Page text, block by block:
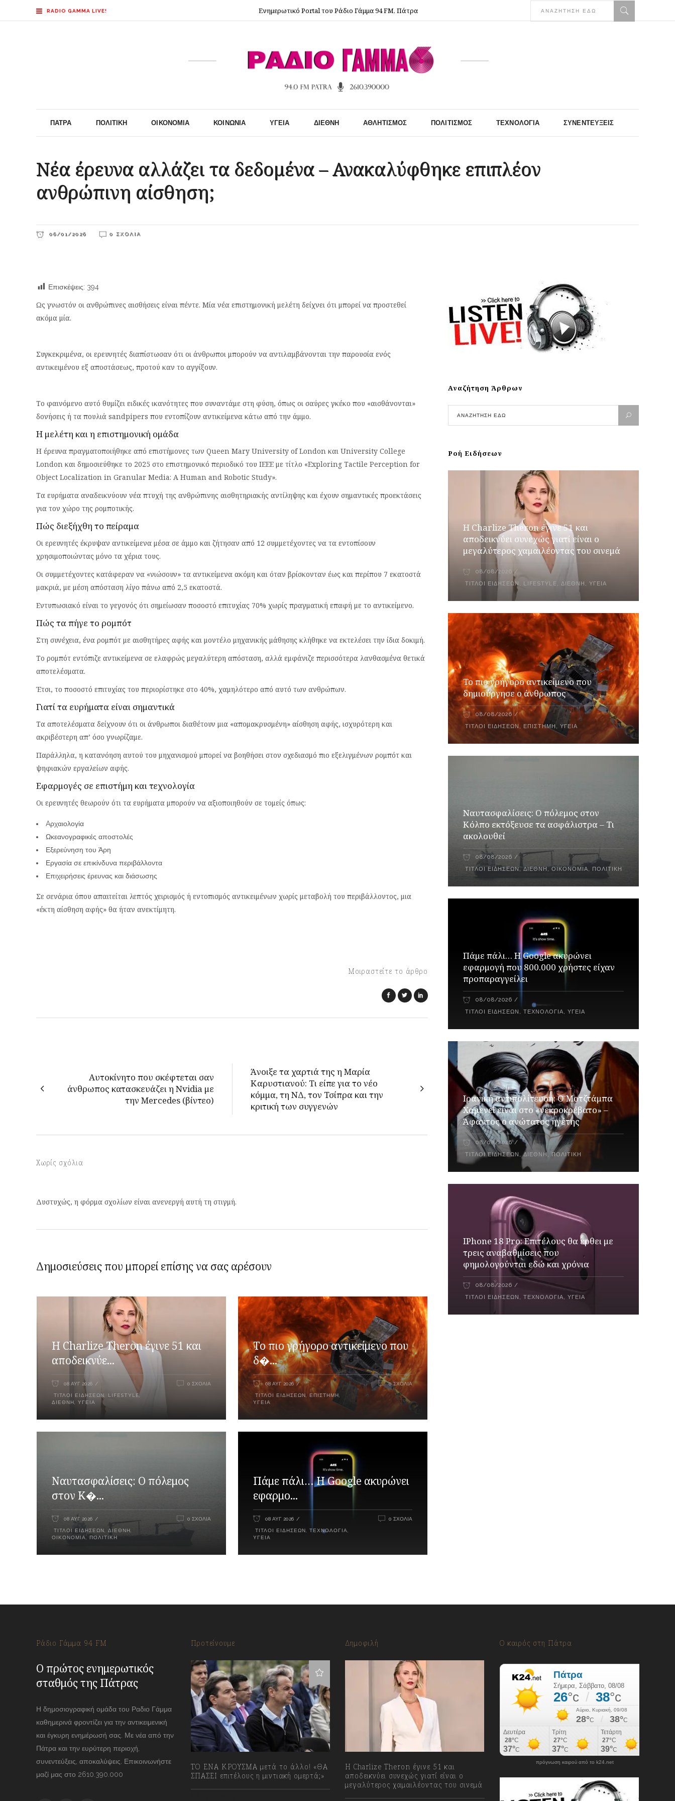
RADIO GAMMA LIVE! Ενημερωτικό Portal του Ράδιο Γάμμα 94 FM, Πάτρα
ΠΆΤΡΑ ΠΟΛΙΤΙΚΉ ΟΙΚΟΝΟΜΊΑ ΚΟΙΝΩΝΊΑ ΥΓΕΊΑ ΔΙΕΘΝΉ ΑΘΛΗΤΙΣΜΌΣ ΠΟΛΙΤΙΣΜΌΣ ΤΕΧΝΟΛΟΓΊΑ ΣΥΝΕΝΤΕΎΞΕΙΣ
Νέα έρευνα αλλάζει τα δεδομένα – Ανακαλύφθηκε επιπλέον
ανθρώπινη αίσθηση;
06/01/2026 0 ΣΧΌΛΙΑ
Επισκέψεις: 394
Ως γνωστόν οι ανθρώπινες αισθήσεις είναι πέντε. Μία νέα επιστημονική μελέτη δείχνει ότι μπορεί να προστεθεί
ακόμα μία.
Συγκεκριμένα, οι ερευνητές διαπίστωσαν ότι οι άνθρωποι μπορούν να αντιλαμβάνονται την παρουσία ενός
αντικειμένου εξ αποστάσεως, προτού καν το αγγίξουν.
Το φαινόμενο αυτό θυμίζει ειδικές ικανότητες που συναντάμε στη φύση, όπως οι σαύρες γκέκο που «αισθάνονται»
δονήσεις ή τα πουλιά sandpipers που εντοπίζουν αντικείμενα κάτω από την άμμο.
Η μελέτη και η επιστημονική ομάδα
Η έρευνα πραγματοποιήθηκε από επιστήμονες των Queen Mary University of London και University College
London και δημοσιεύθηκε το 2025 στο επιστημονικό περιοδικό του IEEE με τίτλο «Exploring Tactile Perception for
Object Localization in Granular Media: A Human and Robotic Study».
Τα ευρήματα αναδεικνύουν νέα πτυχή της ανθρώπινης αισθητηριακής αντίληψης και έχουν σημαντικές προεκτάσεις
για τον χώρο της ρομποτικής.
Πώς διεξήχθη το πείραμα
Οι ερευνητές έκρυψαν αντικείμενα μέσα σε άμμο και ζήτησαν από 12 συμμετέχοντες να τα εντοπίσουν
χρησιμοποιώντας μόνο τα χέρια τους.
Οι συμμετέχοντες κατάφεραν να «νιώσουν» τα αντικείμενα ακόμη και όταν βρίσκονταν έως και περίπου 7 εκατοστά
μακριά, με μέση απόσταση λίγο πάνω από 2,5 εκατοστά.
Εντυπωσιακό είναι το γεγονός ότι σημείωσαν ποσοστό επιτυχίας 70% χωρίς πραγματική επαφή με το αντικείμενο.
Πώς τα πήγε το ρομπότ
Στη συνέχεια, ένα ρομπότ με αισθητήρες αφής και μοντέλο μηχανικής μάθησης κλήθηκε να εκτελέσει την ίδια δοκιμή.
Το ρομπότ εντόπιζε αντικείμενα σε ελαφρώς μεγαλύτερη απόσταση, αλλά εμφάνιζε περισσότερα λανθασμένα θετικά
αποτελέσματα.
Έτσι, το ποσοστό επιτυχίας του περιορίστηκε στο 40%, χαμηλότερο από αυτό των ανθρώπων.
Γιατί τα ευρήματα είναι σημαντικά
Τα αποτελέσματα δείχνουν ότι οι άνθρωποι διαθέτουν μια «απομακρυσμένη» αίσθηση αφής, ισχυρότερη και
ακριβέστερη απ’ όσο γνωρίζαμε.
Παράλληλα, η κατανόηση αυτού του μηχανισμού μπορεί να βοηθήσει στον σχεδιασμό πιο εξελιγμένων ρομπότ και
ψηφιακών εργαλείων αφής.
Εφαρμογές σε επιστήμη και τεχνολογία
Οι ερευνητές θεωρούν ότι τα ευρήματα μπορούν να αξιοποιηθούν σε τομείς όπως:
Aρχαιολογία
Ωκεανογραφικές αποστολές
Εξερεύνηση του Άρη
Εργασία σε επικίνδυνα περιβάλλοντα
Επιχειρήσεις έρευνας και διάσωσης
Σε σενάρια όπου απαιτείται λεπτός χειρισμός ή εντοπισμός αντικειμένων χωρίς μεταβολή του περιβάλλοντος, μια
«έκτη αίσθηση αφής» θα ήταν ανεκτίμητη.
Μοιραστείτε το άρθρο
Αυτοκίνητο που σκέφτεται σαν
άνθρωπος κατασκευάζει η Nvidia με
την Mercedes (βίντεο)
Άνοιξε τα χαρτιά της η Μαρία
Καρυστιανού: Τι είπε για το νέο
κόμμα, τη ΝΔ, τον Τσίπρα και την
κριτική των συγγενών
Χωρίς σχόλια
Δυστυχώς, η φόρμα σχολίων είναι ανενεργή αυτή τη στιγμή.
Δημοσιεύσεις που μπορεί επίσης να σας αρέσουν
Η Charlize Theron έγινε 51 και
αποδεικνύε...
08 ΑΥΓ 2026
ΤΊΤΛΟΙ ΕΙΔΉΣΕΩΝ LIFESTYLE
ΔΙΕΘΝΉ
ΥΓΕΊΑ
0 ΣΧΌΛΙΑ
Το πιο γρήγορο αντικείμενο που
δ�...
08 ΑΥΓ 2026
ΤΊΤΛΟΙ ΕΙΔΉΣΕΩΝ ΕΠΙΣΤΉΜΗ
ΥΓΕΊΑ
0 ΣΧΌΛΙΑ
Ναυτασφαλίσεις: Ο πόλεμος
στον Κ�...
08 ΑΥΓ 2026
ΤΊΤΛΟΙ ΕΙΔΉΣΕΩΝ ΔΙΕΘΝΉ
ΟΙΚΟΝΟΜΊΑ
ΠΟΛΙΤΙΚΉ
0 ΣΧΌΛΙΑ
Πάμε πάλι… Η Google ακυρώνει
εφαρμο...
08 ΑΥΓ 2026
ΤΊΤΛΟΙ ΕΙΔΉΣΕΩΝ ΤΕΧΝΟΛΟΓΊΑ
ΥΓΕΊΑ
0 ΣΧΌΛΙΑ
Αναζήτηση Άρθρων
Ροή Ειδήσεων
Η Charlize Theron έγινε 51 και
αποδεικνύει συνεχώς γιατί είναι ο
μεγαλύτερος χαμαιλέοντας του σινεμά
08/08/2026
ΤΊΤΛΟΙ ΕΙΔΉΣΕΩΝ , LIFESTYLE ,ΔΙΕΘΝΉ ,ΥΓΕΊΑ
Το πιο γρήγορο αντικείμενο που
δημιούργησε ο άνθρωπος
08/08/2026
ΤΊΤΛΟΙ ΕΙΔΉΣΕΩΝ , ΕΠΙΣΤΉΜΗ,ΥΓΕΊΑ
Ναυτασφαλίσεις: Ο πόλεμος στον
Κόλπο εκτόξευσε τα ασφάλιστρα – Τι
ακολουθεί
08/08/2026
ΤΊΤΛΟΙ ΕΙΔΉΣΕΩΝ,ΔΙΕΘΝΉ,ΟΙΚΟΝΟΜΊΑ, ΠΟΛΙΤΙΚΉ
Πάμε πάλι… Η Google ακυρώνει
εφαρμογή που 800.000 χρήστες είχαν
προπαραγγείλει
08/08/2026
ΤΊΤΛΟΙ ΕΙΔΉΣΕΩΝ ,ΤΕΧΝΟΛΟΓΊΑ,ΥΓΕΊΑ
Ιρανική αντιπολίτευση: Ο Μοτζτάμπα
Χαμενεΐ είναι στο «νεκροκρέβατο» –
Άφαντος ο ανώτατος ηγέτης
08/08/2026
ΤΊΤΛΟΙ ΕΙΔΉΣΕΩΝ ,ΔΙΕΘΝΉ ,ΠΟΛΙΤΙΚΉ
IPhone 18 Pro: Επιτέλους θα έρθει με
τρεις αναβαθμίσεις που
φημολογούνται εδώ και χρόνια
08/08/2026
ΤΊΤΛΟΙ ΕΙΔΉΣΕΩΝ ,ΤΕΧΝΟΛΟΓΊΑ,ΥΓΕΊΑ
Ράδιο Γάμμα 94 FM
Ο πρώτος ενημερωτικός
σταθμός της Πάτρας
Η δημοσιογραφική ομάδα του Ραδιο Γάμμα
καθημερινά φροντίζει για την αντικειμενική
και έγκυρη ενημέρωσή σας. Με νέα από την
Πάτρα και την ευρύτερη περιοχή,
συνεντεύξεις, αποκαλύψεις. Επικοινωνήστε
μαζί μας στο 2610.390.000
Προτείνουμε
ΤΟ ΕΝΑ ΚΡΟΥΣΜΑ μετά το άλλο! «ΘΑ
ΣΠΑΣΕΙ επιτέλους η μιντιακή ομερτά;»
Δημοφιλή
Η Charlize Theron έγινε 51 και
αποδεικνύει συνεχώς γιατί είναι ο
μεγαλύτερος χαμαιλέοντας του σινεμά
Ο καιρός στη Πάτρα
πρόγνωση καιρού από το k24.net